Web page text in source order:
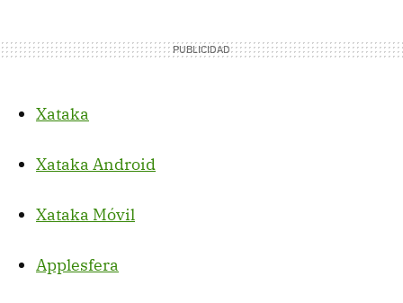
Xataka
Xataka Android
Xataka Móvil
Applesfera